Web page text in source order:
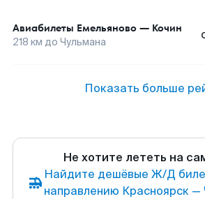
Авиабилеты Емельяново — Кочин
218 км до Чульмана
Показать больше
Не хотите лететь на
Найдите дешёвые Ж/Д
направлению Красноярск —